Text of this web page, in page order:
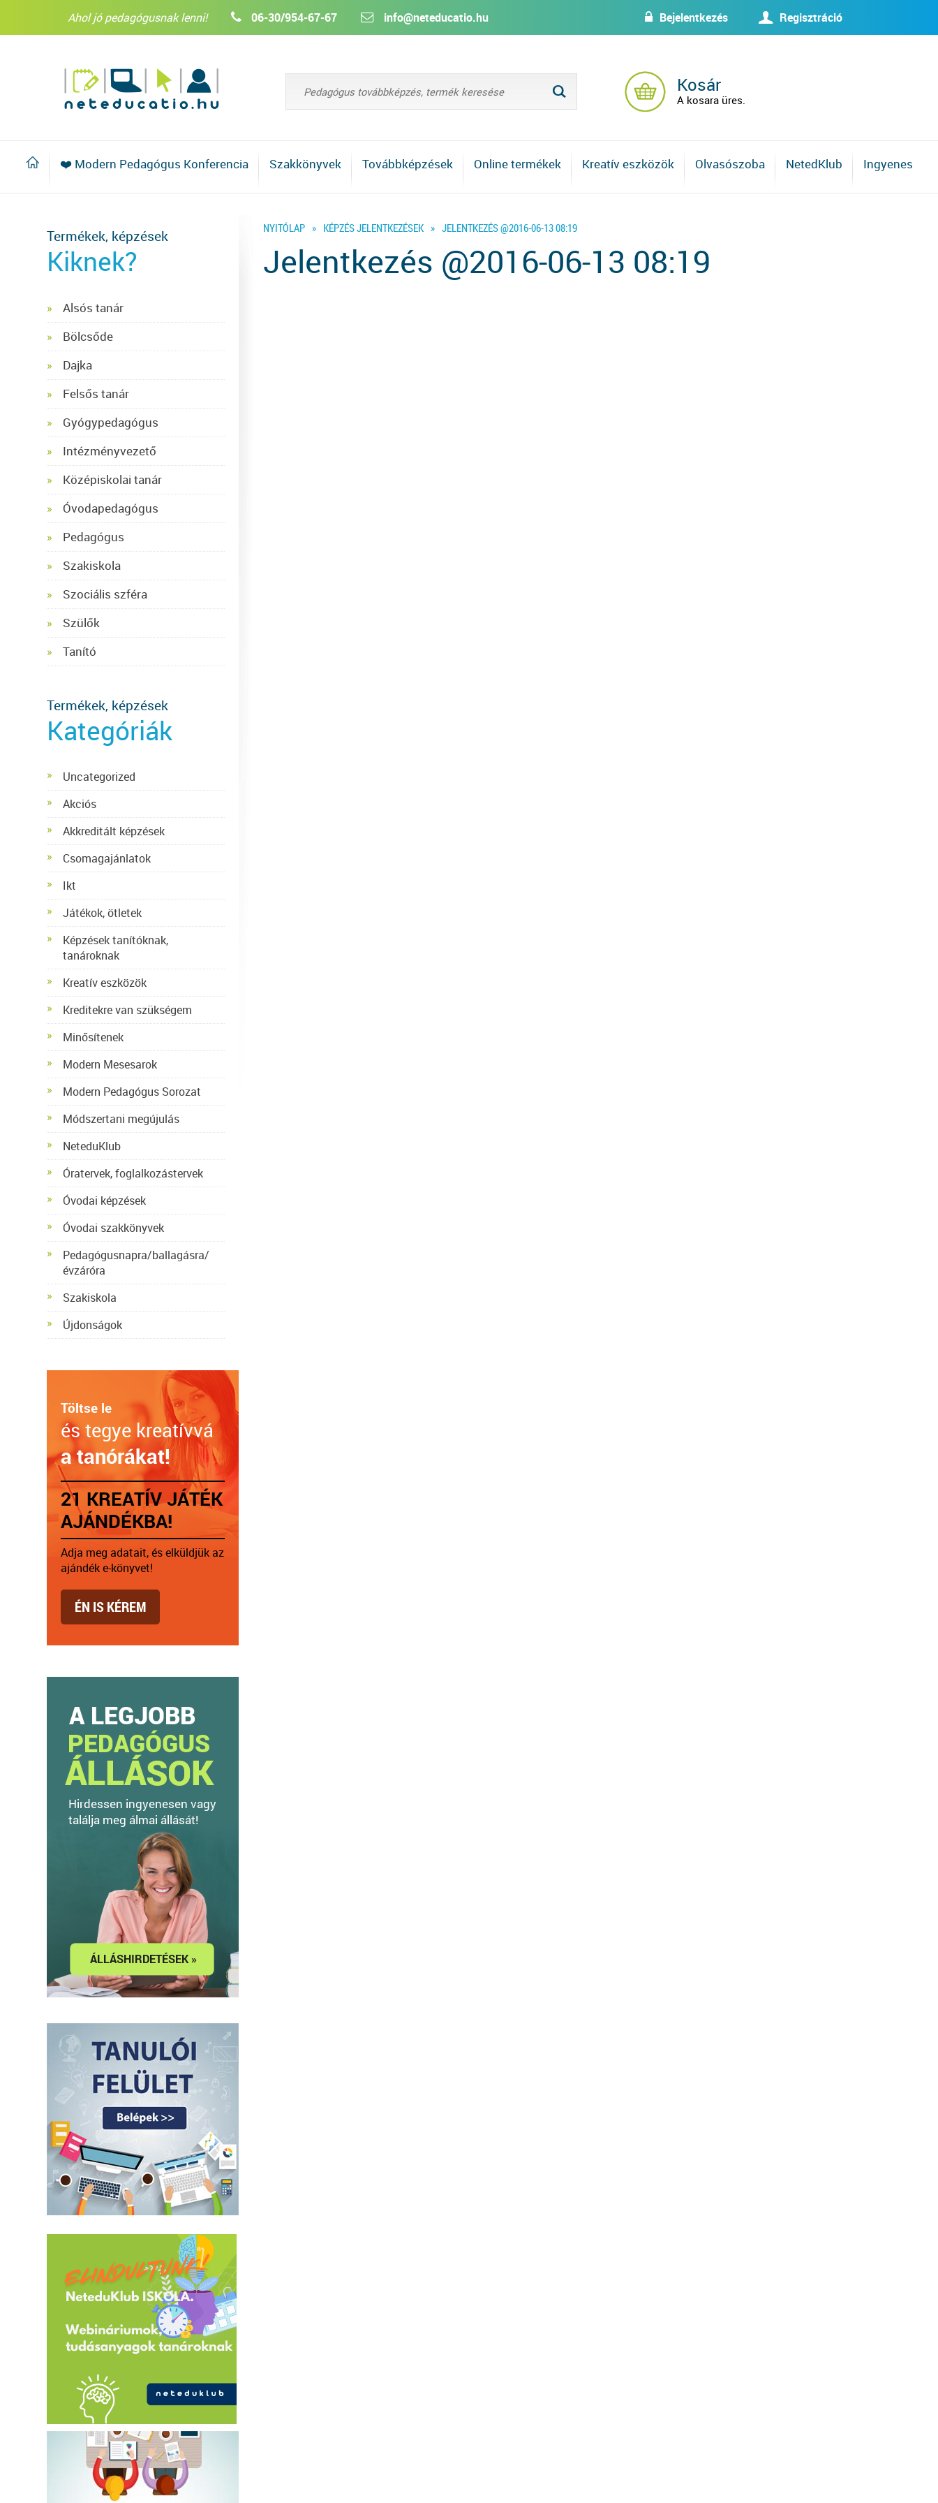
w Bejelentkezés U Regisztráció
Ahol jó pedagógusnak lenni! 06-30/954-67-67 info@neteducatio.hu
L Kosár
A kosara üres.
❤️ Modern Pedagógus Konferencia Szakkönyvek Továbbképzések Online termékek Kreatív eszközök Olvasószoba NetedKlub Ingyenes
NYITÓLAP » KÉPZÉS JELENTKEZÉSEK » JELENTKEZÉS @2016-06-13 08:19
Jelentkezés @2016-06-13 08:19
Termékek, képzések
Kiknek?
Alsós tanár
Bölcsőde
Dajka
Felsős tanár
Gyógypedagógus
Intézményvezető
Középiskolai tanár
Óvodapedagógus
Pedagógus
Szakiskola
Szociális szféra
Szülők
Tanító
Termékek, képzések
Kategóriák
Uncategorized
Akciós
Akkreditált képzések
Csomagajánlatok
Ikt
Játékok, ötletek
Képzések tanítóknak,
tanároknak
Kreatív eszközök
Kreditekre van szükségem
Minősítenek
Modern Mesesarok
Modern Pedagógus Sorozat
Módszertani megújulás
NeteduKlub
Óratervek, foglalkozástervek
Óvodai képzések
Óvodai szakkönyvek
Pedagógusnapra/ballagásra/
évzáróra
Szakiskola
Újdonságok
Töltse le
és tegye kreatívvá
a tanórákat!
21 KREATÍV JÁTÉK
AJÁNDÉKBA!
Adja meg adatait, és elküldjük az
ajándék e-könyvet!
ÉN IS KÉREM